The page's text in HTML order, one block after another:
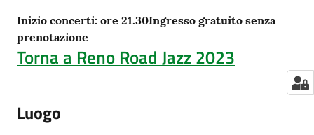
Inizio concerti: ore 21.30Ingresso gratuito senza
prenotazione
Torna a Reno Road Jazz 2023
Luogo